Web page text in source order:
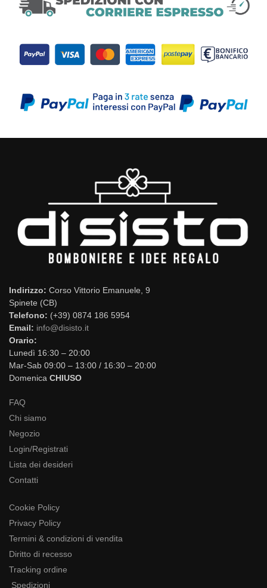
Indirizzo: Corso Vittorio Emanuele, 9
Spinete (CB)
Telefono: (+39) 0874 186 5954
Email: info@disisto.it
Orario:
Lunedì 16:30 – 20:00
Mar-Sab 09:00 – 13:00 / 16:30 – 20:00
Domenica CHIUSO
FAQ
Chi siamo
Negozio
Login/Registrati
Lista dei desideri
Contatti
Cookie Policy
Privacy Policy
Termini & condizioni di vendita
Diritto di recesso
Tracking ordine
Spedizioni